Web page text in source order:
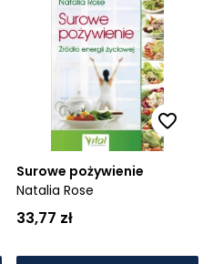
Surowe pożywienie
Natalia Rose
33,77 zł